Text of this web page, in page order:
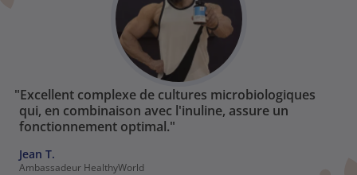
"Excellent complexe de cultures microbiologiques
qui, en combinaison avec l'inuline, assure un
fonctionnement optimal."
Jean T.
Ambassadeur HealthyWorld